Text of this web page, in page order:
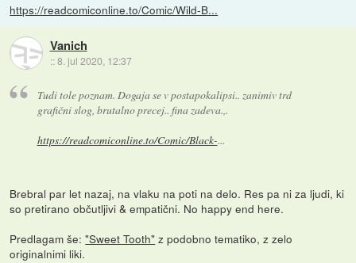
https://readcomiconline.to/Comic/Wild-B...
Vanich
::8. jul 2020, 12:37
Tudi tole poznam. Dogaja se v postapokalipsi.. zanimiv trd
grafični slog, brutalno precej.. fina zadeva.,.
https://readcomiconline.to/Comic/Black-...
Brebral par let nazaj, na vlaku na poti na delo. Res pa ni za ljudi, ki
so pretirano občutljivi & empatični. No happy end here.
Predlagam še:"Sweet Tooth" z podobno tematiko, z zelo
originalnimi liki.